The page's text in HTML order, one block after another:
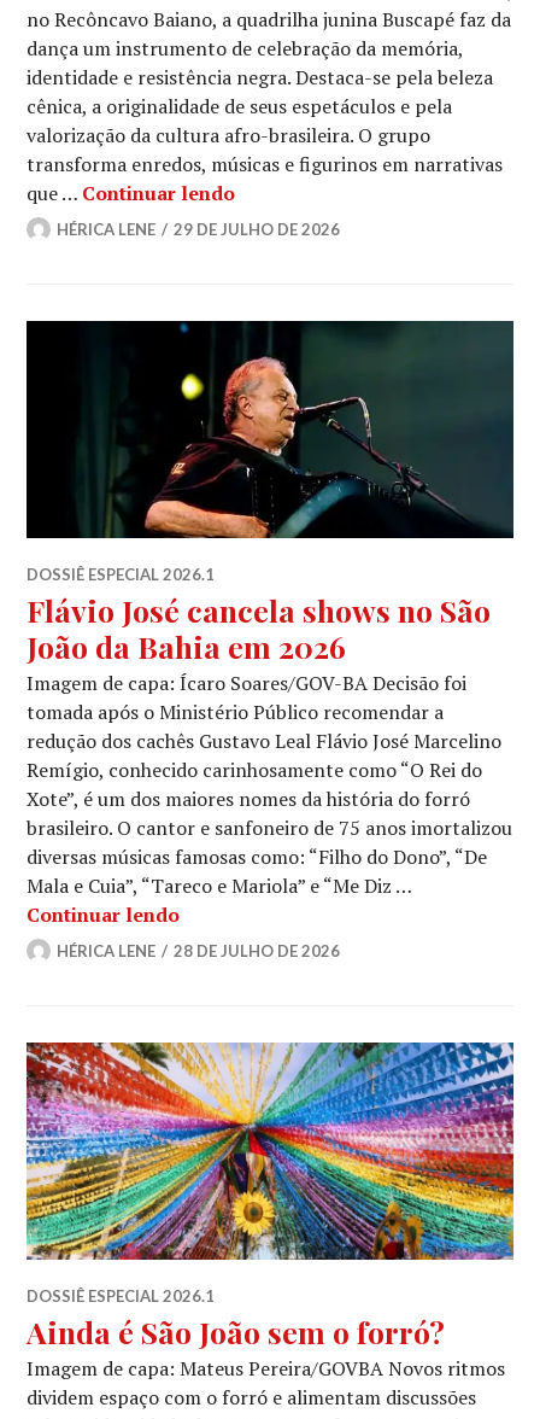
no Recôncavo Baiano, a quadrilha junina Buscapé faz da
dança um instrumento de celebração da memória,
identidade e resistência negra. Destaca-se pela beleza
cênica, a originalidade de seus espetáculos e pela
valorização da cultura afro-brasileira. O grupo
transforma enredos, músicas e figurinos em narrativas
que … Continuar lendoBuscapé: a quadrilha junina
HÉRICA LENE 29 DE JULHO DE 2026
DOSSIÊ ESPECIAL 2026.1
Flávio José cancela shows no São
João da Bahia em 2026
Imagem de capa: Ícaro Soares/GOV-BA Decisão foi
tomada após o Ministério Público recomendar a
redução dos cachês Gustavo Leal Flávio José Marcelino
Remígio, conhecido carinhosamente como “O Rei do
Xote”, é um dos maiores nomes da história do forró
brasileiro. O cantor e sanfoneiro de 75 anos imortalizou
diversas músicas famosas como: “Filho do Dono”, “De
Mala e Cuia”, “Tareco e Mariola” e “Me Diz …
Continuar lendoFlávio José cancela shows no São
HÉRICA LENE 28 DE JULHO DE 2026
DOSSIÊ ESPECIAL 2026.1
Ainda é São João sem o forró?
Imagem de capa: Mateus Pereira/GOVBA Novos ritmos
dividem espaço com o forró e alimentam discussões